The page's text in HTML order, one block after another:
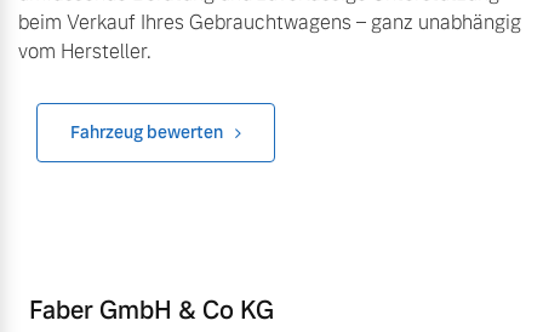
beim Verkauf Ihres Gebrauchtwagens – ganz unabhängig
vom Hersteller.
Fahrzeug bewerten
Faber GmbH & Co KG